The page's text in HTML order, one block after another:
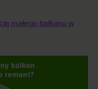
małego balkonu w